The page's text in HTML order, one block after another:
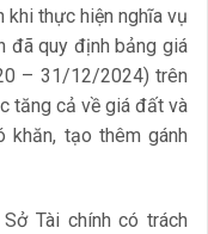
khi thực hiện nghĩa vụ
đã quy định bảng giá
– 31/12/2024) trên
tăng cả về giá đất và
khăn, tạo thêm gánh
Tài chính có trách